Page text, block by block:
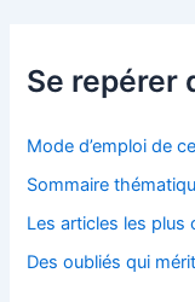
Se repérer
Mode d’emploi de
Sommaire
Les articles les
Des oubliés qui